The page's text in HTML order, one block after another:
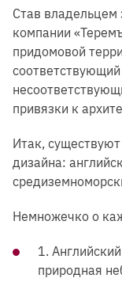
Став владельцем
компании
придомовой
привязки к
Итак,
дизайна:
Немножечко о
1.
природная